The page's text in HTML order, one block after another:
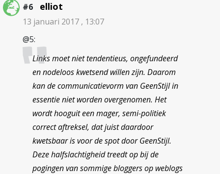
#6 elliot
13 januari 2017 , 13:07
@5:
Links moet niet tendentieus, ongefundeerd
en nodeloos kwetsend willen zijn. Daarom
kan de communicatievorm van GeenStijl in
essentie niet worden overgenomen. Het
wordt hooguit een mager, semi-politiek
correct aftreksel, dat juist daardoor
kwetsbaar is voor de spot door GeenStijl.
Deze halfslachtigheid treedt op bij de
pogingen van sommige bloggers op weblogs